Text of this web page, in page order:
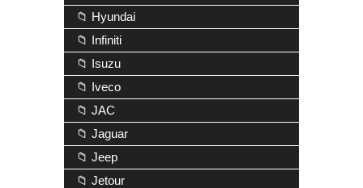
📁 Hyundai
📁 Infiniti
📁 Isuzu
📁 Iveco
📁 JAC
📁 Jaguar
📁 Jeep
📁 Jetour